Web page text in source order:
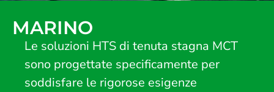
MARINO
Le soluzioni HTS di tenuta stagna MCT
sono progettate specificamente per
soddisfare le rigorose esigenze